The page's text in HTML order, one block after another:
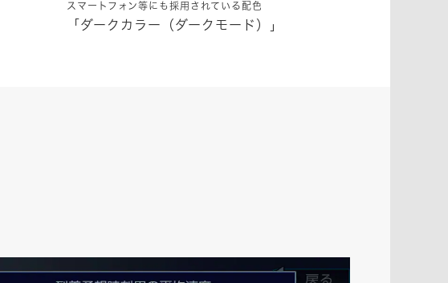
スマートフォン等にも採用されている配色
「ダークカラー（ダークモード）」